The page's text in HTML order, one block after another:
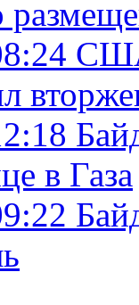
в Газа